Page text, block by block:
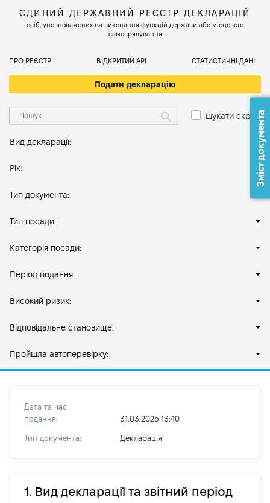
ЄДИНИЙ ДЕРЖАВНИЙ РЕЄСТР ДЕКЛАРАЦІЙ
осіб, уповноважених на виконання функцій держави або місцевого
самоврядування
ПРО РЕЄСТР ВІДКРИТИЙ АРІ СТАТИСТИЧНІ ДАНІ
Подати декларацію
шукати скрізь
Вид декларації:
Рік:
Тип документа:
Тип посади:
Категорія посади:
Період подання:
Високий ризик:
Відповідальне становище:
Пройшла автоперевірку:
Дата та час
подання:
31.03.2025 13:40
Тип документа: Декларація
1. Вид декларації та звітний період
Зміст документа